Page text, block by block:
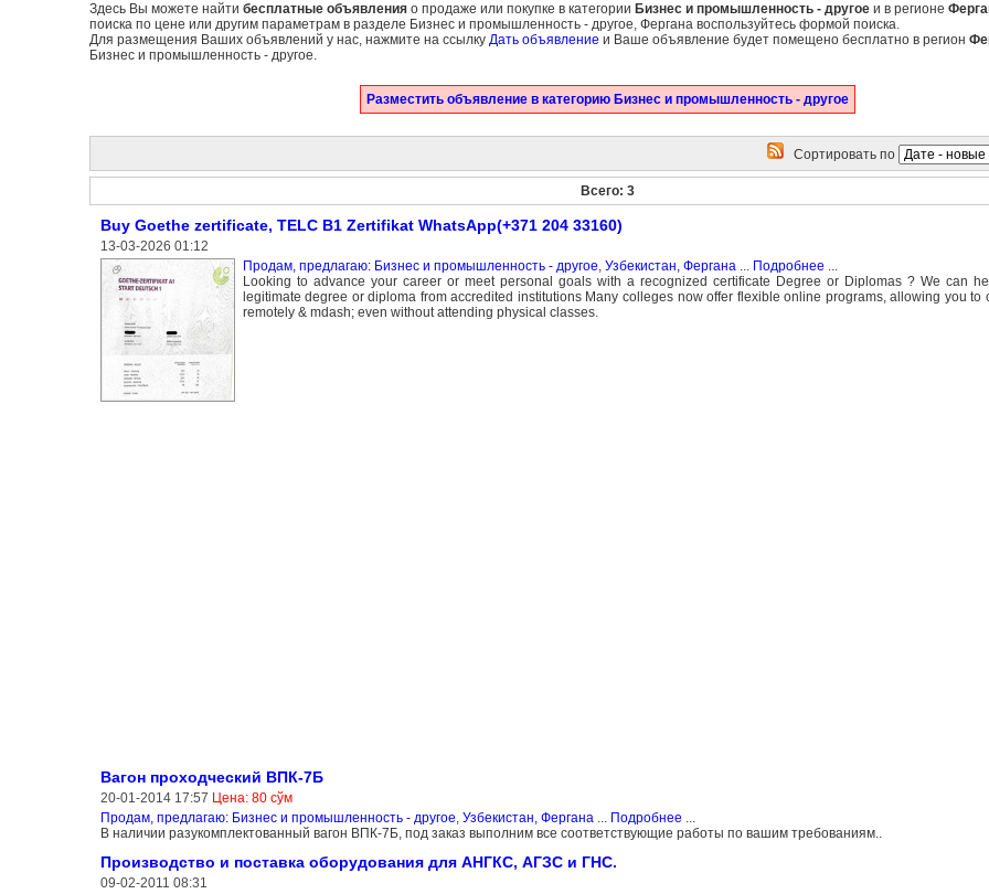
Здесь Вы можете найти бесплатные объявленияо продаже или покупке в категории Бизнес и промышленность - другоеи в регионе
поиска по цене или другим параметрам в разделе Бизнес и промышленность - другое, Фергана воспользуйтесь формой поиска.
Для размещения Ваших объявлений у нас, нажмите на ссылку Дать объявление и Ваше объявление будет помещено бесплатно в регион
Бизнес и промышленность - другое.
Разместить объявление в категорию Бизнес и промышленность - другое
Сортировать по
Всего: 3
Buy Goethe zertificate, TELC B1 Zertifikat WhatsApp(+371 204 33160)
13-03-2026 01:12
Продам, предлагаю: Бизнес и промышленность - другое, Узбекистан, Фергана... Подробнее ...
Looking to advance your career or meet personal goals with a recognized certificate Degree or Diplomas ? We can
legitimate degree or diploma from accredited institutions Many colleges now offer flexible online programs, allowing you to
remotely & mdash; even without attending physical classes.
Вагон проходческий ВПК-7Б
20-01-2014 17:57 Цена: 80 сўм
Продам, предлагаю: Бизнес и промышленность - другое, Узбекистан, Фергана... Подробнее ...
В наличии разукомплектованный вагон ВПК-7Б, под заказ выполним все соответствующие работы по вашим требованиям..
Производство и поставка оборудования для АНГКС, АГЗС и ГНС.
09-02-2011 08:31